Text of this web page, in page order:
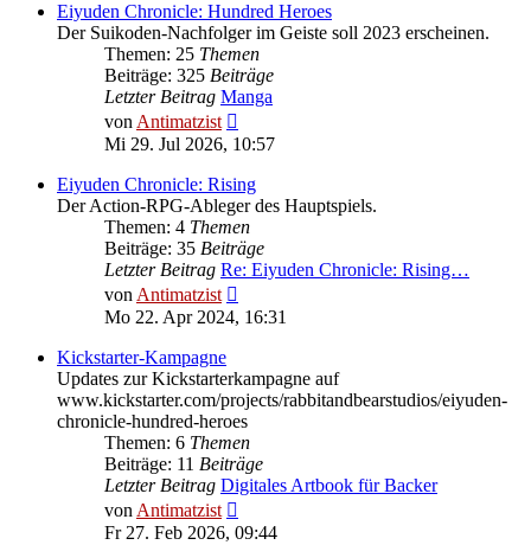
Eiyuden Chronicle: Hundred Heroes
Der Suikoden-Nachfolger im Geiste soll 2023 erscheinen.
Themen: 25 Themen
Beiträge: 325 Beiträge
Letzter Beitrag Manga
vonAntimatzist
Beitrag
Mi 29. Jul 2026, 10:57
Eiyuden Chronicle: Rising
Der Action-RPG-Ableger des Hauptspiels.
Themen: 4 Themen
Beiträge: 35 Beiträge
Letzter Beitrag Re: Eiyuden Chronicle: Rising…
vonAntimatzist
Beitrag
Mo 22. Apr 2024, 16:31
Kickstarter-Kampagne
Updates zur Kickstarterkampagne auf
www.kickstarter.com/projects/rabbitandbearstudios/eiyuden-
chronicle-hundred-heroes
Themen: 6 Themen
Beiträge: 11 Beiträge
Letzter Beitrag Digitales Artbook für Backer
vonAntimatzist
Beitrag
Fr 27. Feb 2026, 09:44